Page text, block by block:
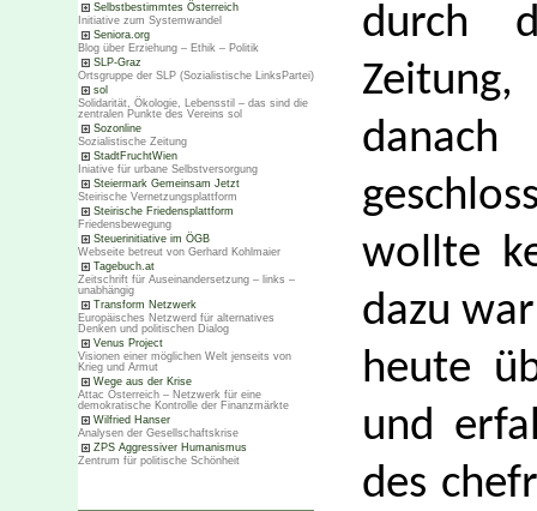
Selbstbestimmtes Österreich
Initiative zum Systemwandel
Seniora.org
Blog über Erziehung – Ethik – Politik
SLP-Graz
Ortsgruppe der SLP (Sozialistische LinksPartei)
sol
Solidarität, Ökologie, Lebensstil – das sind die
zentralen Punkte des Vereins sol
Sozonline
Sozialistische Zeitung
StadtFruchtWien
Iniative für urbane Selbstversorgung
Steiermark Gemeinsam Jetzt
Steirische Vernetzungsplattform
Steirische Friedensplattform
Friedensbewegung
Steuerinitiative im ÖGB
Webseite betreut von Gerhard Kohlmaier
Tagebuch.at
Zeitschrift für Auseinandersetzung – links –
unabhängig
Transform Netzwerk
Europäisches Netzwerd für alternatives
Denken und politischen Dialog
Venus Project
Visionen einer möglichen Welt jenseits von
Krieg und Armut
Wege aus der Krise
Attac Österreich – Netzwerk für eine
demokratische Kontrolle der Finanzmärkte
Wilfried Hanser
Analysen der Gesellschaftskrise
ZPS Aggressiver Humanismus
Zentrum für politische Schönheit
durch
wollte
dazu
heute
und
des